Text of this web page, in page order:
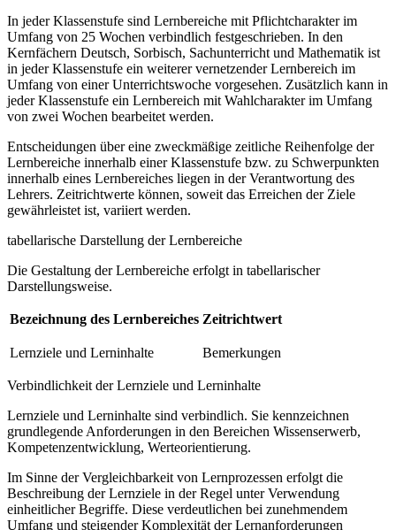
In jeder Klassenstufe sind Lernbereiche mit Pflichtcharakter im
Umfang von 25 Wochen verbindlich festgeschrieben. In den
Kernfächern Deutsch, Sorbisch, Sachunterricht und Mathematik ist
in jeder Klassenstufe ein weiterer vernetzender Lernbereich im
Umfang von einer Unterrichtswoche vorgesehen. Zusätzlich kann in
jeder Klassenstufe ein Lernbereich mit Wahlcharakter im Umfang
von zwei Wochen bearbeitet werden.
Entscheidungen über eine zweckmäßige zeitliche Reihenfolge der
Lernbereiche innerhalb einer Klassenstufe bzw. zu Schwerpunkten
innerhalb eines Lernbereiches liegen in der Verantwortung des
Lehrers. Zeitrichtwerte können, soweit das Erreichen der Ziele
gewährleistet ist, variiert werden.
tabellarische Darstellung der Lernbereiche
Die Gestaltung der Lernbereiche erfolgt in tabellarischer
Darstellungsweise.
Bezeichnung des Lernbereiches Zeitrichtwert
Lernziele und Lerninhalte Bemerkungen
Verbindlichkeit der Lernziele und Lerninhalte
Lernziele und Lerninhalte sind verbindlich. Sie kennzeichnen
grundlegende Anforderungen in den Bereichen Wissenserwerb,
Kompetenzentwicklung, Werteorientierung.
Im Sinne der Vergleichbarkeit von Lernprozessen erfolgt die
Beschreibung der Lernziele in der Regel unter Verwendung
einheitlicher Begriffe. Diese verdeutlichen bei zunehmendem
Umfang und steigender Komplexität der Lernanforderungen